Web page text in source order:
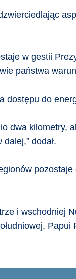
w gestii
państwa
dostępu do
dwa kilometry,
dodał.
i